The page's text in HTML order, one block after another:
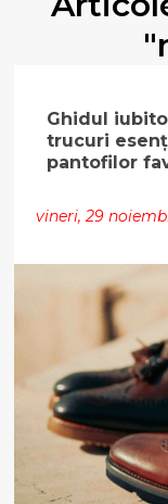
Ghidul
trucuri
pantofilor
vineri, 29